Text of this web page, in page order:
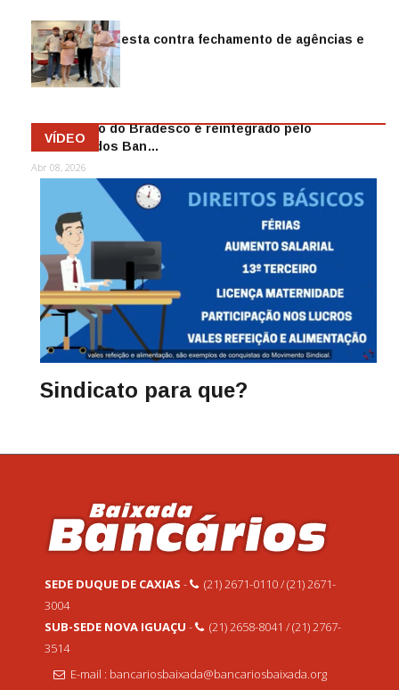
Sindicato protesta contra fechamento de agências e
as demiss…
Mai 13, 2026
Funcionário do Bradesco é reintegrado pelo
Sindicato dos Ban…
Abr 08, 2026
VÍDEO
Sindicato para que?
SEDE DUQUE DE CAXIAS -
(21) 2671-0110 / (21) 2671-
3004
SUB-SEDE NOVA IGUAÇU -
(21) 2658-8041 / (21) 2767-
3514
E-mail : bancariosbaixada@bancariosbaixada.org